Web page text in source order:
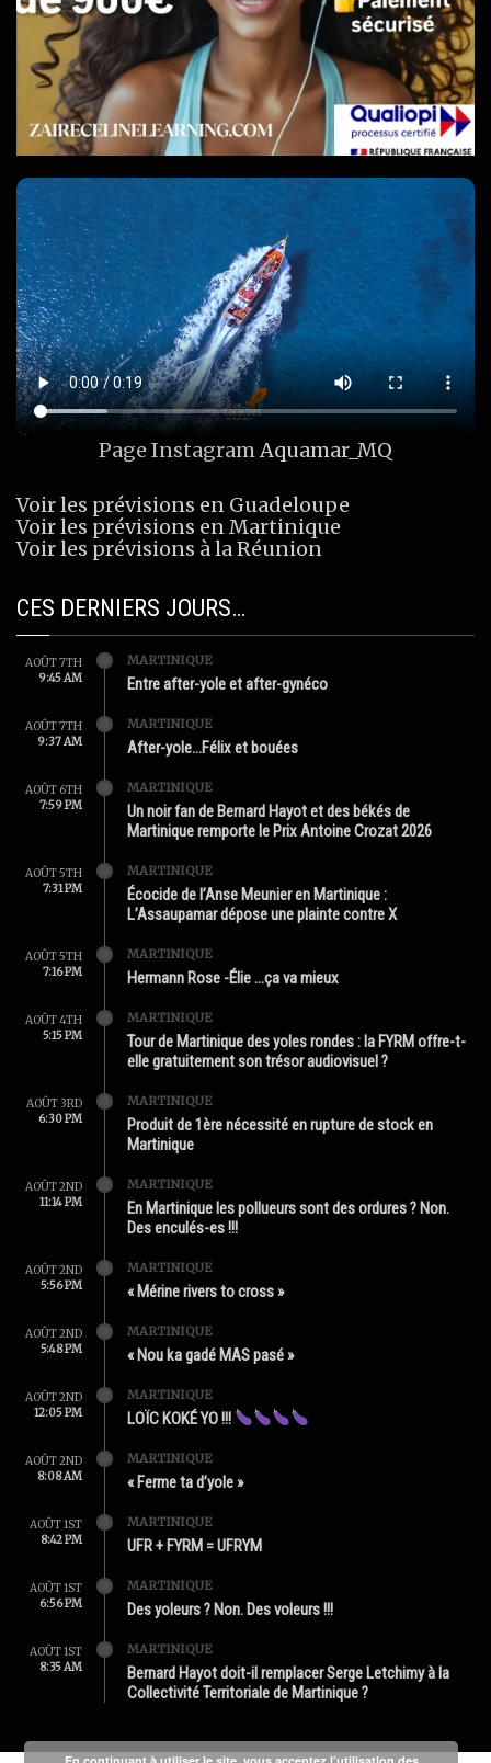
Page InstagramAquamar_MQ
Voir les prévisions en Guadeloupe
Voir les prévisions en Martinique
Voir les prévisions à la Réunion
CES DERNIERS JOURS…
AOÛT 7TH
9:45 AM
MARTINIQUE
Entre after-yole et after-gynéco
AOÛT 7TH
9:37 AM
MARTINIQUE
After-yole…Félix et bouées
AOÛT 6TH
7:59 PM
MARTINIQUE
Un noir fan de Bernard Hayot et des békés de
Martinique remporte le Prix Antoine Crozat 2026
AOÛT 5TH
7:31 PM
MARTINIQUE
Écocide de l’Anse Meunier en Martinique :
L’Assaupamar dépose une plainte contre X
AOÛT 5TH
7:16 PM
MARTINIQUE
Hermann Rose -Élie …ça va mieux
AOÛT 4TH
5:15 PM
MARTINIQUE
Tour de Martinique des yoles rondes : la FYRM offre-t-
elle gratuitement son trésor audiovisuel ?
AOÛT 3RD
6:30 PM
MARTINIQUE
Produit de 1ère nécessité en rupture de stock en
Martinique
AOÛT 2ND
11:14 PM
MARTINIQUE
En Martinique les pollueurs sont des ordures ? Non.
Des enculés-es !!!
AOÛT 2ND
5:56 PM
MARTINIQUE
« Mérine rivers to cross »
AOÛT 2ND
5:48 PM
MARTINIQUE
« Nou ka gadé MAS pasé »
AOÛT 2ND
12:05 PM
MARTINIQUE
LOÏC KOKÉ YO !!!
AOÛT 2ND
8:08 AM
MARTINIQUE
« Ferme ta d’yole »
AOÛT 1ST
8:42 PM
MARTINIQUE
UFR + FYRM = UFRYM
AOÛT 1ST
6:56 PM
MARTINIQUE
Des yoleurs ? Non. Des voleurs !!!
AOÛT 1ST
8:35 AM
MARTINIQUE
Bernard Hayot doit-il remplacer Serge Letchimy à la
Collectivité Territoriale de Martinique ?